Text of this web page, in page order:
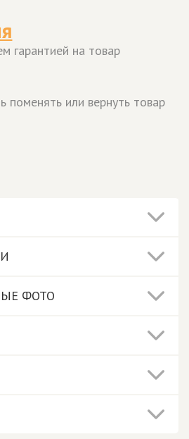
гарантией на товар
поменять или вернуть товар
ФОТО